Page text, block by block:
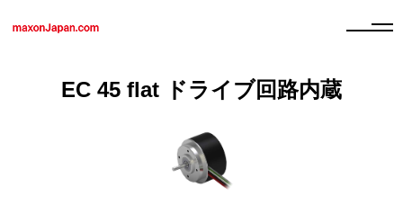
EC 45 flat ドライブ回路内蔵